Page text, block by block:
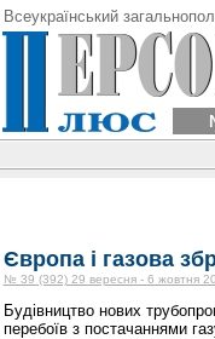
Всеукраїнський
Європа і газова
№ 39 (392) 29 вересня - 6 жовтня
Будівництво нових
перебоїв з постачаннями